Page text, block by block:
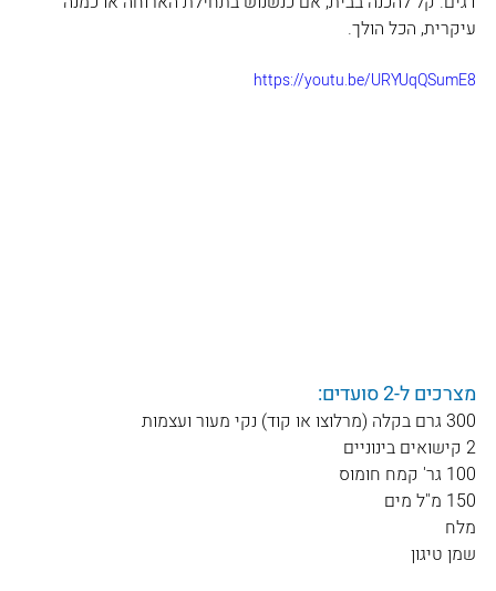
עיקרית, הכל הולך.
https://youtu.be/URYUqQSumE8
מצרכים ל-2 סועדים:
300 גרם בקלה (מרלוצו או קוד) נקי מעור ועצמות
2 קישואים בינוניים
100 גר' קמח חומוס
150 מ"ל מים
מלח
שמן טיגון